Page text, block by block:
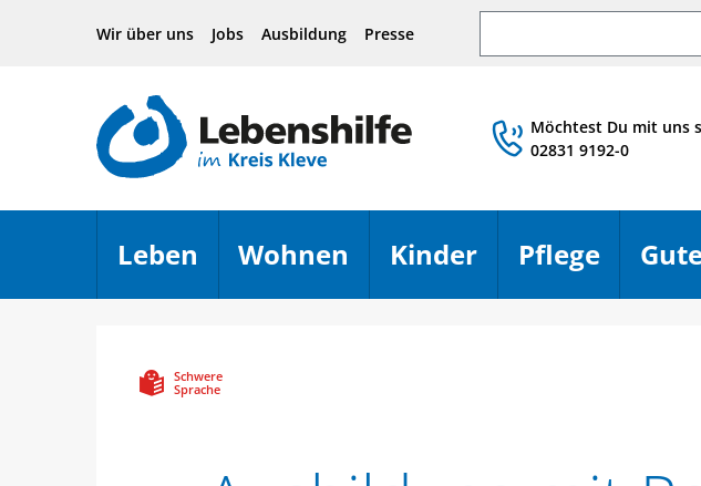
Hauptnavigation
Seiteninhalt
Footer
Wir über uns Jobs Ausbildung Presse
Möchtest Du mit uns
02831 9192-0
Leben
Menü öffnen
Wohnen
Menü öffnen
Kinder
Menü öffnen
Pflege
Menü
Schwere
Sprache